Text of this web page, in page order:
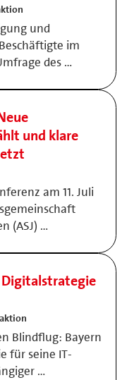
und
im
des …
und klare
am 11. Juli
(ASJ) …
Digitalstrategie
Blindflug: Bayern
für seine IT-
…